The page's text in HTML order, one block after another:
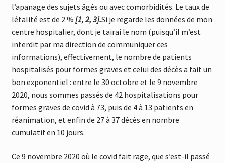
l’apanage des sujets âgés ou avec comorbidités. Le taux de
létalité est de 2 % [1, 2, 3].Si je regarde les données de mon
centre hospitalier, dont je tairai le nom (puisqu’il m’est
interdit par ma direction de communiquer ces
informations), effectivement, le nombre de patients
hospitalisés pour formes graves et celui des décès a fait un
bon exponentiel : entre le 30 octobre et le 9 novembre
2020, nous sommes passés de 42 hospitalisations pour
formes graves de covid à 73, puis de 4 à 13 patients en
réanimation, et enfin de 27 à 37 décès en nombre
cumulatif en 10 jours.
Ce 9 novembre 2020 où le covid fait rage, que s’est-il passé